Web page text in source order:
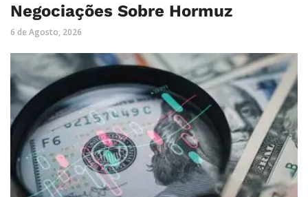
Negociações Sobre Hormuz
6 de Agosto, 2026